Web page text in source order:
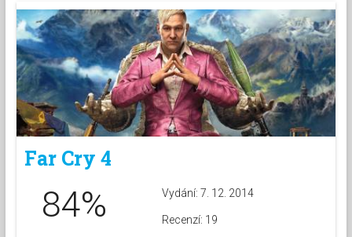
Far Cry 4
84% Vydání: 7. 12. 2014
Recenzí: 19